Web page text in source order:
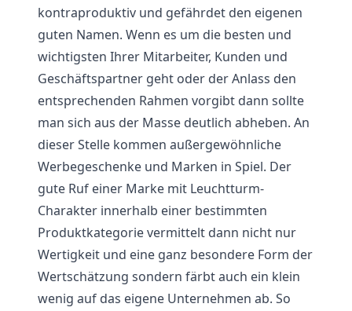
kontraproduktiv und gefährdet den eigenen
guten Namen. Wenn es um die besten und
wichtigsten Ihrer Mitarbeiter, Kunden und
Geschäftspartner geht oder der Anlass den
entsprechenden Rahmen vorgibt dann sollte
man sich aus der Masse deutlich abheben. An
dieser Stelle kommen außergewöhnliche
Werbegeschenke und Marken in Spiel. Der
gute Ruf einer Marke mit Leuchtturm-
Charakter innerhalb einer bestimmten
Produktkategorie vermittelt dann nicht nur
Wertigkeit und eine ganz besondere Form der
Wertschätzung sondern färbt auch ein klein
wenig auf das eigene Unternehmen ab. So